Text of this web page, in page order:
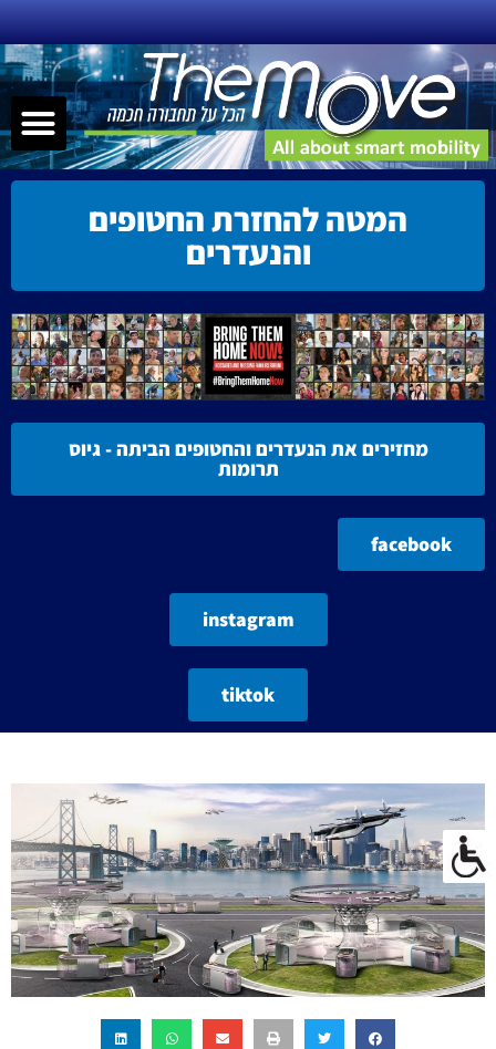
דילוג
לתוכן
המטה להחזרת החטופים
והנעדרים
מחזירים את הנעדרים והחטופים הביתה - גיוס
תרומות
facebook
instagram
tiktok